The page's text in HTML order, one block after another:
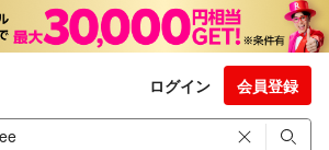
ログイン 会員登録